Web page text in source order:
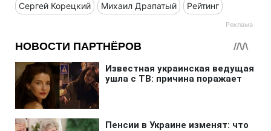
Сергей Корецкий Михаил Драпатый Рейтинг